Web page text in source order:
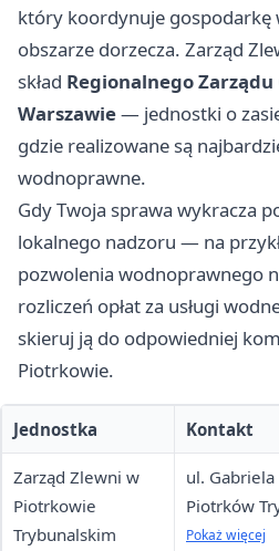
który koordynuje gospodarkę
obszarze dorzecza. Zarząd
skład Regionalnego
Warszawie— jednostki o
gdzie realizowane są
wodnoprawne.
Gdy Twoja sprawa wykracza
lokalnego nadzoru — na
pozwolenia wodnoprawnego
rozliczeń opłat za usługi
skieruj ją do odpowiedniej
Piotrkowie.
Jednostka Kontakt
Zarząd Zlewni w
Piotrkowie
Trybunalskim
ul.
Piotrków
tel.: 509
Pokaż więcej